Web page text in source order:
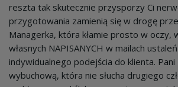
reszta tak skutecznie przysporzy Ci
przygotowania zamienią się w drogę
Managerka, która kłamie prosto w oczy,
własnych NAPISANYCH w mailach
indywidualnego podejścia do klienta.
wybuchową, która nie słucha drugiego